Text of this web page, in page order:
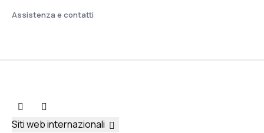
Assistenza e contatti
Siti web internazionali